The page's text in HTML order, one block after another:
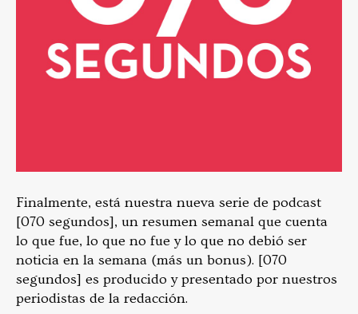
Finalmente, está nuestra nueva serie de podcast
[070 segundos], un resumen semanal que cuenta
lo que fue, lo que no fue y lo que no debió ser
noticia en la semana (más un bonus). [070
segundos] es producido y presentado por nuestros
periodistas de la redacción.